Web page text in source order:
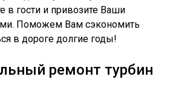
в гости и привозите Ваши
Поможем Вам сэкономить
в дороге долгие годы!
ремонт турбин